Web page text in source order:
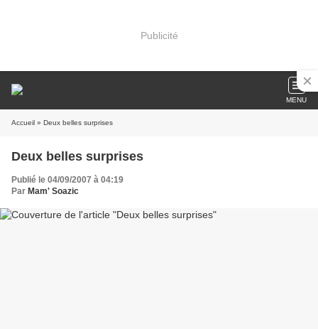
Publicité
MENU
Accueil » Deux belles surprises
Deux belles surprises
Publié le 04/09/2007 à 04:19
Par Mam' Soazic